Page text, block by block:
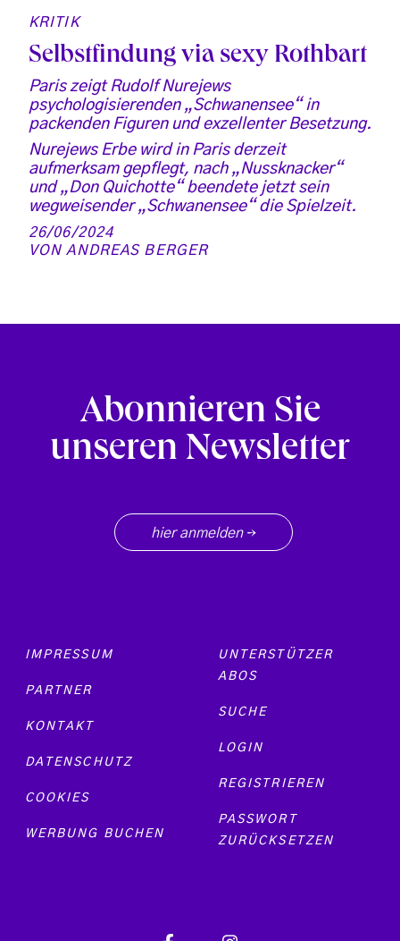
KRITIK
Selbstfindung via sexy Rothbart
Paris zeigt Rudolf Nurejews
psychologisierenden „Schwanensee“ in
packenden Figuren und exzellenter Besetzung.
Nurejews Erbe wird in Paris derzeit
aufmerksam gepflegt, nach „Nussknacker“
und „Don Quichotte“ beendete jetzt sein
wegweisender „Schwanensee“ die Spielzeit.
26/06/2024
VONANDREAS BERGER
Abonnieren Sie
unseren Newsletter
hier anmelden→
Footer menu
IMPRESSUM
PARTNER
KONTAKT
DATENSCHUTZ
COOKIES
WERBUNG BUCHEN
UNTERSTÜTZER
ABOS
SUCHE
LOGIN
REGISTRIEREN
PASSWORT
ZURÜCKSETZEN